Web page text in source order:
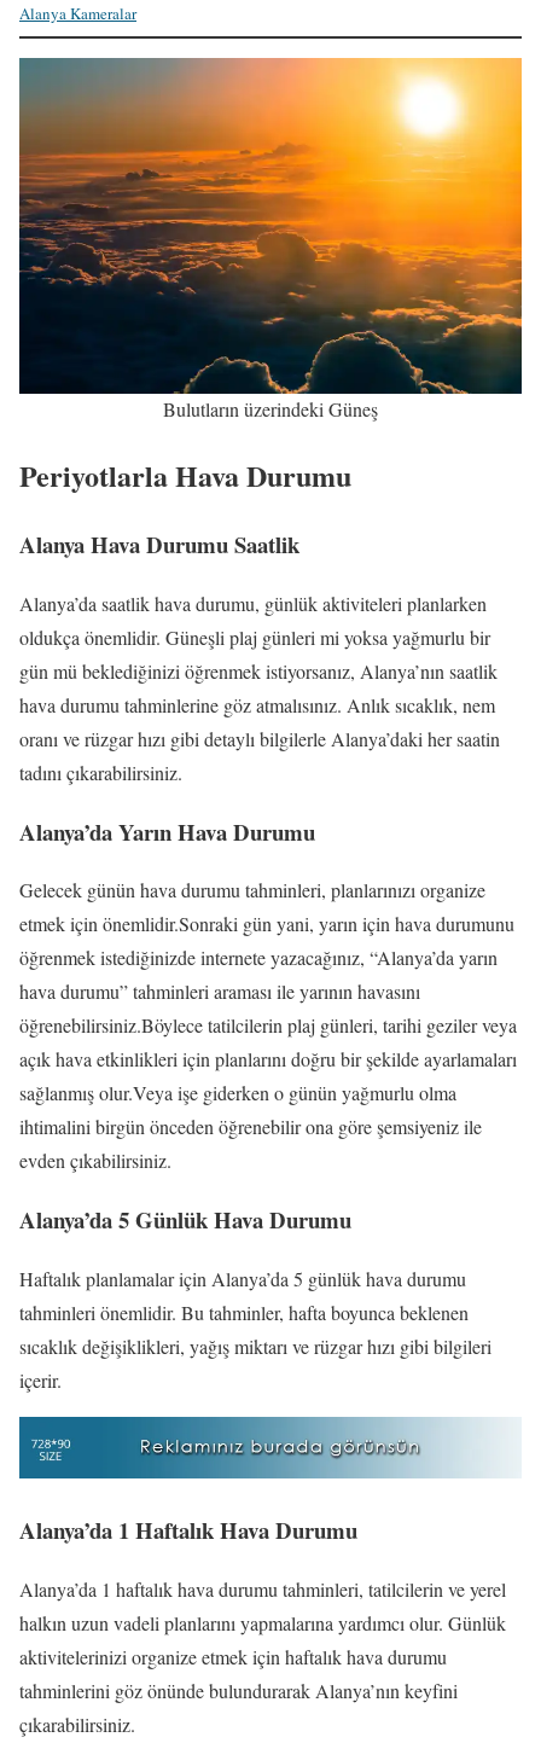
Alanya Kameralar
Bulutların üzerindeki Güneş
Periyotlarla Hava Durumu
Alanya Hava Durumu Saatlik
Alanya’da saatlik hava durumu, günlük aktiviteleri planlarken
oldukça önemlidir. Güneşli plaj günleri mi yoksa yağmurlu bir
gün mü beklediğinizi öğrenmek istiyorsanız, Alanya’nın saatlik
hava durumu tahminlerine göz atmalısınız. Anlık sıcaklık, nem
oranı ve rüzgar hızı gibi detaylı bilgilerle Alanya’daki her saatin
tadını çıkarabilirsiniz.
Alanya’da Yarın Hava Durumu
Gelecek günün hava durumu tahminleri, planlarınızı organize
etmek için önemlidir.Sonraki gün yani, yarın için hava durumunu
öğrenmek istediğinizde internete yazacağınız, “Alanya’da yarın
hava durumu” tahminleri araması ile yarının havasını
öğrenebilirsiniz.Böylece tatilcilerin plaj günleri, tarihi geziler veya
açık hava etkinlikleri için planlarını doğru bir şekilde ayarlamaları
sağlanmış olur.Veya işe giderken o günün yağmurlu olma
ihtimalini birgün önceden öğrenebilir ona göre şemsiyeniz ile
evden çıkabilirsiniz.
Alanya’da 5 Günlük Hava Durumu
Haftalık planlamalar için Alanya’da 5 günlük hava durumu
tahminleri önemlidir. Bu tahminler, hafta boyunca beklenen
sıcaklık değişiklikleri, yağış miktarı ve rüzgar hızı gibi bilgileri
içerir.
Alanya’da 1 Haftalık Hava Durumu
Alanya’da 1 haftalık hava durumu tahminleri, tatilcilerin ve yerel
halkın uzun vadeli planlarını yapmalarına yardımcı olur. Günlük
aktivitelerinizi organize etmek için haftalık hava durumu
tahminlerini göz önünde bulundurarak Alanya’nın keyfini
çıkarabilirsiniz.